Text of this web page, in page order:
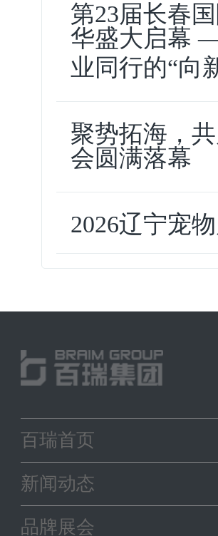
第23届长春
华盛大启幕
业同行的“向
聚势拓海，
会圆满落幕
2026辽宁宠
百瑞首页
新闻动态
品牌展会